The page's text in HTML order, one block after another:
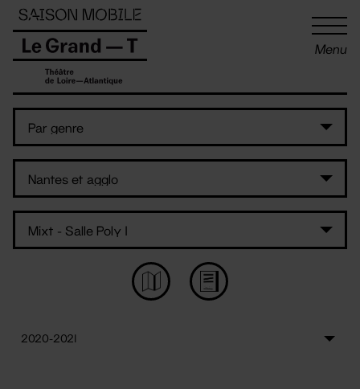
Menu
Panneau de gestion des cookies